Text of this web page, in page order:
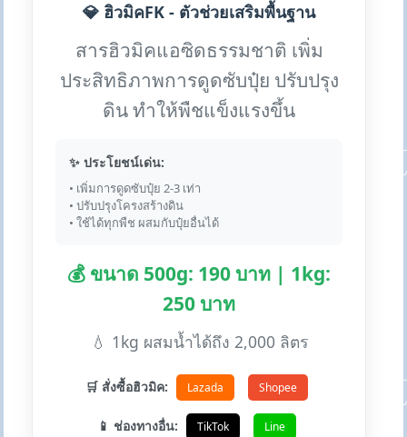
💎 ฮิวมิคFK - ตัวช่วยเสริมพื้นฐาน
สารฮิวมิคแอซิดธรรมชาติ เพิ่ม
ประสิทธิภาพการดูดซับปุ๋ย ปรับปรุง
ดิน ทำให้พืชแข็งแรงขึ้น
✨ ประโยชน์เด่น:
• เพิ่มการดูดซับปุ๋ย 2-3 เท่า
• ปรับปรุงโครงสร้างดิน
• ใช้ได้ทุกพืช ผสมกับปุ๋ยอื่นได้
💰 ขนาด 500g: 190 บาท | 1kg:
250 บาท
💧 1kg ผสมน้ำได้ถึง 2,000 ลิตร
🛒 สั่งซื้อฮิวมิค: Lazada Shopee
📱 ช่องทางอื่น: TikTok Line